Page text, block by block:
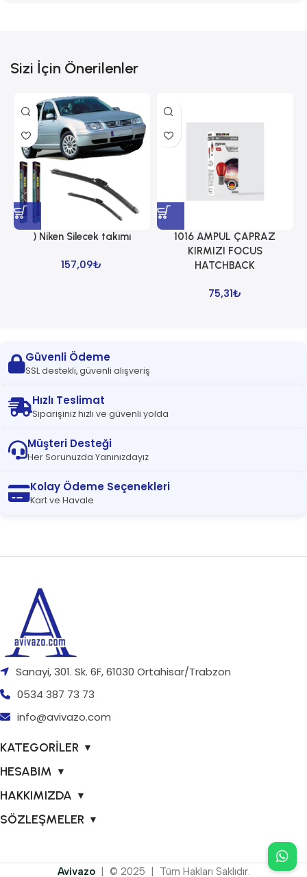
Sizi İçin Önerilenler
) Niken Silecek takımı
157,09₺
1016 AMPUL ÇAPRAZ
KIRMIZI FOCUS
HATCHBACK
75,31₺
Güvenli Ödeme
SSL destekli, güvenli alışveriş
Hızlı Teslimat
Siparişiniz hızlı ve güvenli yolda
Müşteri Desteği
Her Sorunuzda Yanınızdayız
Kolay Ödeme Seçenekleri
Kart ve Havale
Sanayi, 301. Sk. 6F, 61030 Ortahisar/Trabzon
0534 387 73 73
info@avivazo.com
KATEGORİLER ▼
HESABIM ▼
HAKKIMIZDA ▼
SÖZLEŞMELER ▼
Avivazo | © 2025 | Tüm Hakları Saklıdır.